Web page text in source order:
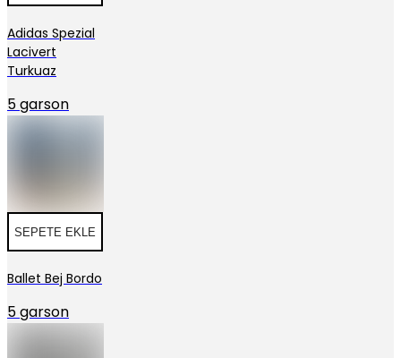
Adidas Spezial
Lacivert
Turkuaz
5 garson
SEPETE EKLE
Ballet Bej Bordo
5 garson